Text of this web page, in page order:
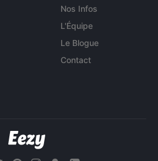
Nos Infos
L'Équipe
Le Blogue
Contact